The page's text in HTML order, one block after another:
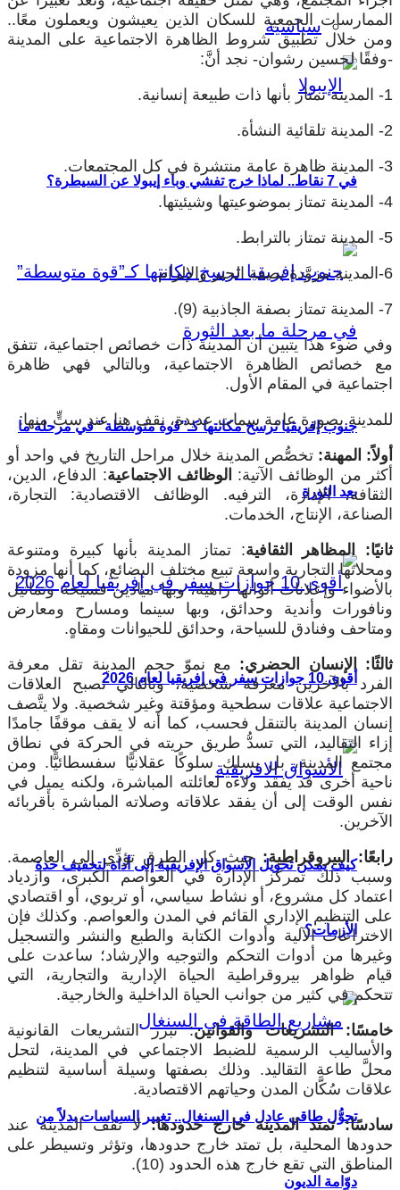
سياسية
في 7 نقاط.. لماذا خرج تفشي وباء إيبولا عن السيطرة؟
جنوب إفريقيا ترسخ مكانتها كـ”قوة متوسطة” في مرحلة ما
بعد الثورة
أقوى 10 جوازات سفر في إفريقيا لعام 2026
كيف يمكن تحويل الأسواق الإفريقية إلى أداة لتخفيف حدة
الأزمات؟
تحوُّل طاقي عادل في السنغال.. تغيير السياسات بدلاً من
دوّامة الديون
الممارسات الجمعية للسكان الذين يعيشون ويعملون معًا..
ومن خلال تطبيق شروط الظاهرة الاجتماعية على المدينة
-وفقًا لحسين رشوان- نجد أنَّ:
1- المدينة تمتاز بأنها ذات طبيعة إنسانية.
2- المدينة تلقائية النشأة.
3- المدينة ظاهرة عامة منتشرة في كل المجتمعات.
4- المدينة تمتاز بموضوعيتها وشيئيتها.
5- المدينة تمتاز بالترابط.
6-المدينة مزوَّدة بصفة الجبر والإلزام.
7- المدينة تمتاز بصفة الجاذبية (9).
وفي ضوء هذا يتبين أن المدينة ذات خصائص اجتماعية، تتفق
مع خصائص الظاهرة الاجتماعية، وبالتالي فهي ظاهرة
اجتماعية في المقام الأول.
للمدينة بصورة عامة سمات عديدة، نقف هنا عند ستٍّ منها:
أولاً: المهنة: تخصُّص المدينة خلال مراحل التاريخ في واحد أو
أكثر من الوظائف الآتية: الوظائف الاجتماعية: الدفاع، الدين،
الثقافة، الإدارة، الترفيه. الوظائف الاقتصادية: التجارة،
الصناعة، الإنتاج، الخدمات.
ثانيًا: المظاهر الثقافية: تمتاز المدينة بأنها كبيرة ومتنوعة
ومحلاتها التجارية واسعة تبيع مختلف البضائع، كما أنها مزودة
بالأضواء وإعلانات ألوانها زاهية، وبها ميادين فسيحة وتماثيل
ونافورات وأندية وحدائق، وبها سينما ومسارح ومعارض
ومتاحف وفنادق للسياحة، وحدائق للحيوانات ومقاهٍ.
ثالثًا: الإنسان الحضري: مع نموّ حجم المدينة تقل معرفة
الفرد بالآخرين معرفة شخصية، وبالتالي تصبح العلاقات
الاجتماعية علاقات سطحية ومؤقتة وغير شخصية. ولا يتَّصف
إنسان المدينة بالتنقل فحسب، كما أنه لا يقف موقفًا جامدًا
إزاء التقاليد، التي تسدُّ طريق حريته في الحركة في نطاق
مجتمع المدينة، بل يسلك سلوكًا عقلانيًّا سفسطائيًّا. ومن
ناحية أخرى قد يفقد ولاءه لعائلته المباشرة، ولكنه يميل في
نفس الوقت إلى أن يفقد علاقاته وصلاته المباشرة بأقربائه
الآخرين.
رابعًا: البيروقراطية: حيث كل الطرق تؤدِّي إلى العاصمة.
وسبب ذلك تمركز الإدارة في العواصم الكبرى، وازدياد
اعتماد كل مشروع، أو نشاط سياسي، أو تربوي، أو اقتصادي
على التنظيم الإداري القائم في المدن والعواصم. وكذلك فإن
الاختراعات الآلية وأدوات الكتابة والطبع والنشر والتسجيل
وغيرها من أدوات التحكم والتوجيه والإرشاد؛ ساعدت على
قيام ظواهر بيروقراطية الحياة الإدارية والتجارية، التي
تتحكم في كثير من جوانب الحياة الداخلية والخارجية.
خامسًا: التشريعات والقوانين: تبرز التشريعات القانونية
والأساليب الرسمية للضبط الاجتماعي في المدينة، لتحل
محلَّ طاعة التقاليد. وذلك بصفتها وسيلة أساسية لتنظيم
علاقات سُكَّان المدن وحياتهم الاقتصادية.
سادسًا: تمتد المدينة خارج حدودها:لا تقف المدينة عند
حدودها المحلية، بل تمتد خارج حدودها، وتؤثر وتسيطر على
المناطق التي تقع خارج هذه الحدود (10).